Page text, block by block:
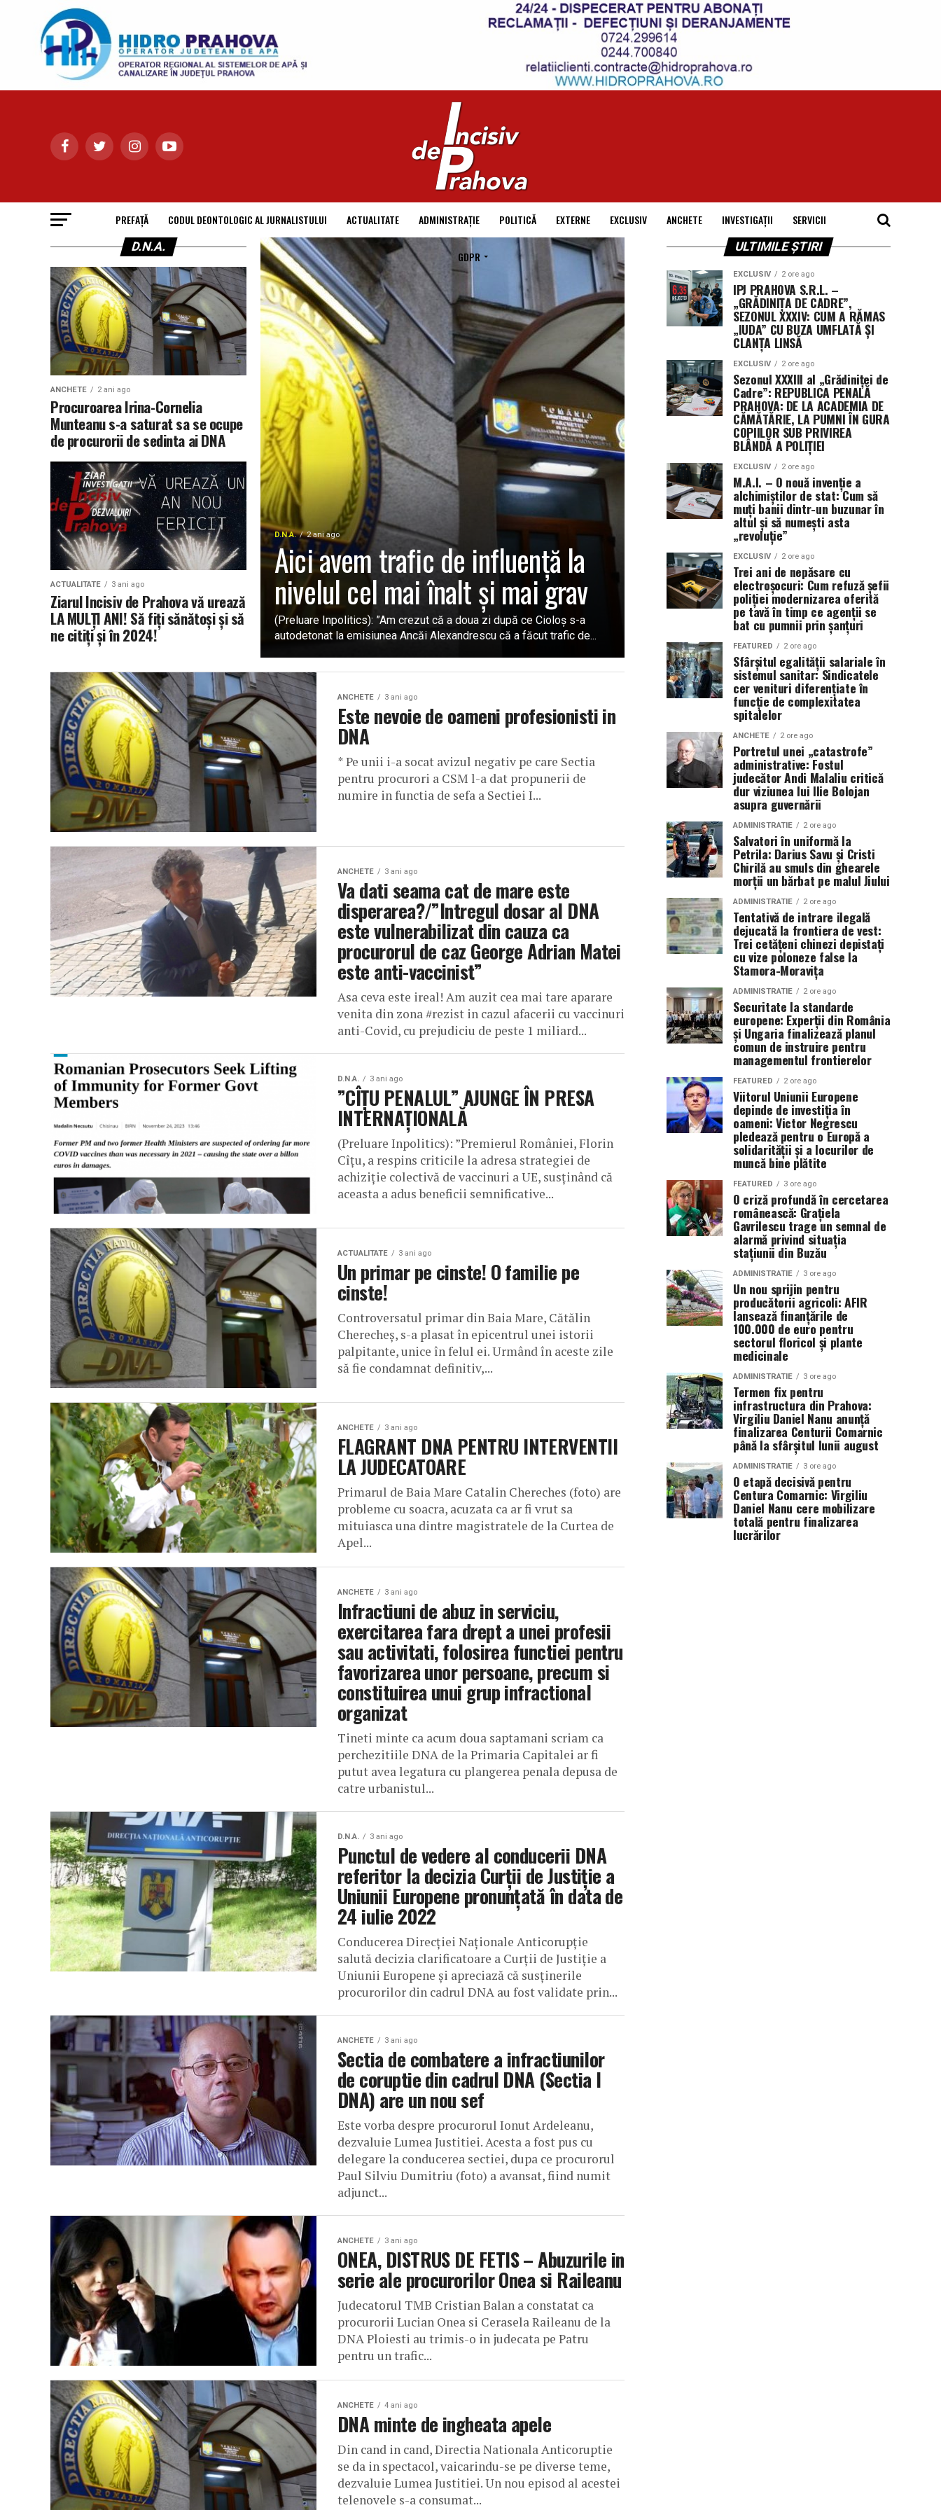
PREFAȚĂ CODUL DEONTOLOGIC AL JURNALISTULUI ACTUALITATE ADMINISTRAȚIE POLITICĂ EXTERNE EXCLUSIV ANCHETE INVESTIGAȚII SERVICII
GDPR
D.N.A. 2 ani ago
Aici avem trafic de influență la
nivelul cel mai înalt și mai grav
(Preluare Inpolitics): ”Am crezut că a doua zi după ce Cioloș s-a
autodetonat la emisiunea Ancăi Alexandrescu că a făcut trafic de...
D.N.A.
ANCHETE 2 ani ago
Procuroarea Irina-Cornelia
Munteanu s-a saturat sa se ocupe
de procurorii de sedinta ai DNA
ACTUALITATE 3 ani ago
Ziarul Incisiv de Prahova vă urează
LA MULŢI ANI! Să fiţi sănătoşi şi să
ne citiţi şi în 2024!
ANCHETE 3 ani ago
Este nevoie de oameni profesionisti in
DNA
* Pe unii i-a socat avizul negativ pe care Sectia
pentru procurori a CSM l-a dat propunerii de
numire in functia de sefa a Sectiei I...
ANCHETE 3 ani ago
Va dati seama cat de mare este
disperarea?/”Intregul dosar al DNA
este vulnerabilizat din cauza ca
procurorul de caz George Adrian Matei
este anti-vaccinist”
Asa ceva este ireal! Am auzit cea mai tare aparare
venita din zona #rezist in cazul afacerii cu vaccinuri
anti-Covid, cu prejudiciu de peste 1 miliard...
D.N.A. 3 ani ago
”CÎȚU PENALUL” AJUNGE ÎN PRESA
INTERNAȚIONALĂ
(Preluare Inpolitics): ”Premierul României, Florin
Cîțu, a respins criticile la adresa strategiei de
achiziție colectivă de vaccinuri a UE, susținând că
aceasta a adus beneficii semnificative...
ACTUALITATE 3 ani ago
Un primar pe cinste! O familie pe
cinste!
Controversatul primar din Baia Mare, Cătălin
Cherecheș, s-a plasat în epicentrul unei istorii
palpitante, unice în felul ei. Urmând în aceste zile
să fie condamnat definitiv,...
ANCHETE 3 ani ago
FLAGRANT DNA PENTRU INTERVENTII
LA JUDECATOARE
Primarul de Baia Mare Catalin Chereches (foto) are
probleme cu soacra, acuzata ca ar fi vrut sa
mituiasca una dintre magistratele de la Curtea de
Apel...
ANCHETE 3 ani ago
Infractiuni de abuz in serviciu,
exercitarea fara drept a unei profesii
sau activitati, folosirea functiei pentru
favorizarea unor persoane, precum si
constituirea unui grup infractional
organizat
Tineti minte ca acum doua saptamani scriam ca
perchezitiile DNA de la Primaria Capitalei ar fi
putut avea legatura cu plangerea penala depusa de
catre urbanistul...
D.N.A. 3 ani ago
Punctul de vedere al conducerii DNA
referitor la decizia Curții de Justiție a
Uniunii Europene pronunțată în data de
24 iulie 2022
Conducerea Direcției Naționale Anticorupție
salută decizia clarificatoare a Curții de Justiție a
Uniunii Europene și apreciază că susținerile
procurorilor din cadrul DNA au fost validate prin...
ANCHETE 3 ani ago
Sectia de combatere a infractiunilor
de coruptie din cadrul DNA (Sectia I
DNA) are un nou sef
Este vorba despre procurorul Ionut Ardeleanu,
dezvaluie Lumea Justitiei. Acesta a fost pus cu
delegare la conducerea sectiei, dupa ce procurorul
Paul Silviu Dumitriu (foto) a avansat, fiind numit
adjunct...
ANCHETE 3 ani ago
ONEA, DISTRUS DE FETIS – Abuzurile in
serie ale procurorilor Onea si Raileanu
Judecatorul TMB Cristian Balan a constatat ca
procurorii Lucian Onea si Cerasela Raileanu de la
DNA Ploiesti au trimis-o in judecata pe Patru
pentru un trafic...
ANCHETE 4 ani ago
DNA minte de ingheata apele
Din cand in cand, Directia Nationala Anticoruptie
se da in spectacol, vaicarindu-se pe diverse teme,
dezvaluie Lumea Justitiei. Un nou episod al acestei
telenovele s-a consumat...
ULTIMILE ȘTIRI
EXCLUSIV 2 ore ago
IPJ PRAHOVA S.R.L. –
„GRĂDINIȚA DE CADRE”,
SEZONUL XXXIV: CUM A RĂMAS
„IUDA” CU BUZA UMFLATĂ ȘI
CLANȚA LINSĂ
EXCLUSIV 2 ore ago
Sezonul XXXIII al „Grădiniței de
Cadre”: REPUBLICA PENALĂ
PRAHOVA: DE LA ACADEMIA DE
CĂMĂTĂRIE, LA PUMNI ÎN GURA
COPIILOR SUB PRIVIREA
BLÂNDĂ A POLIȚIEI
EXCLUSIV 2 ore ago
M.A.I. – O nouă invenție a
alchimiștilor de stat: Cum să
muți banii dintr-un buzunar în
altul și să numești asta
„revoluție”
EXCLUSIV 2 ore ago
Trei ani de nepăsare cu
electroșocuri: Cum refuză șefii
poliției modernizarea oferită
pe tavă în timp ce agenții se
bat cu pumnii prin șanțuri
FEATURED 2 ore ago
Sfârșitul egalității salariale în
sistemul sanitar: Sindicatele
cer venituri diferențiate în
funcție de complexitatea
spitalelor
ANCHETE 2 ore ago
Portretul unei „catastrofe”
administrative: Fostul
judecător Andi Malaliu critică
dur viziunea lui Ilie Bolojan
asupra guvernării
ADMINISTRATIE 2 ore ago
Salvatori în uniformă la
Petrila: Darius Savu și Cristi
Chirilă au smuls din ghearele
morții un bărbat pe malul Jiului
ADMINISTRATIE 2 ore ago
Tentativă de intrare ilegală
dejucată la frontiera de vest:
Trei cetățeni chinezi depistați
cu vize poloneze false la
Stamora-Moravița
ADMINISTRATIE 2 ore ago
Securitate la standarde
europene: Experții din România
și Ungaria finalizează planul
comun de instruire pentru
managementul frontierelor
FEATURED 2 ore ago
Viitorul Uniunii Europene
depinde de investiția în
oameni: Victor Negrescu
pledează pentru o Europă a
solidarității și a locurilor de
muncă bine plătite
FEATURED 3 ore ago
O criză profundă în cercetarea
românească: Grațiela
Gavrilescu trage un semnal de
alarmă privind situația
stațiunii din Buzău
ADMINISTRATIE 3 ore ago
Un nou sprijin pentru
producătorii agricoli: AFIR
lansează finanțările de
100.000 de euro pentru
sectorul floricol și plante
medicinale
ADMINISTRATIE 3 ore ago
Termen fix pentru
infrastructura din Prahova:
Virgiliu Daniel Nanu anunță
finalizarea Centurii Comarnic
până la sfârșitul lunii august
ADMINISTRATIE 3 ore ago
O etapă decisivă pentru
Centura Comarnic: Virgiliu
Daniel Nanu cere mobilizare
totală pentru finalizarea
lucrărilor